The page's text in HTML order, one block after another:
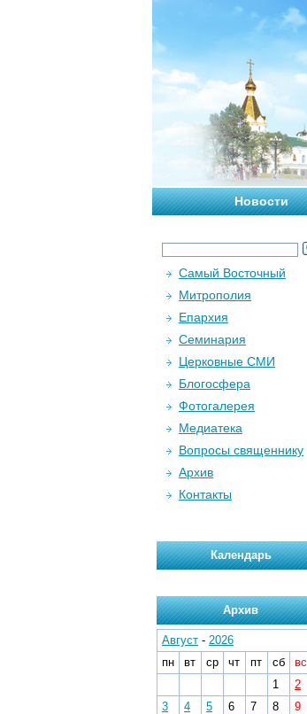
Новости
Самый Восточный
Митрополия
Епархия
Семинария
Церковные СМИ
Блогосфера
Фотогалерея
Медиатека
Вопросы священнику
Архив
Контакты
Календарь
Архив
Август - 2026
пн
вт ср чт пт сб
вс
1
2
3
4 5 6 7 8
9